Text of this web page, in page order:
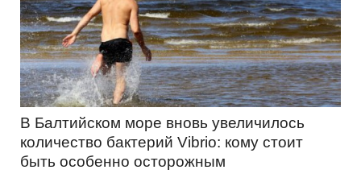
В Балтийском море вновь увеличилось
количество бактерий Vibrio: кому стоит
быть особенно осторожным